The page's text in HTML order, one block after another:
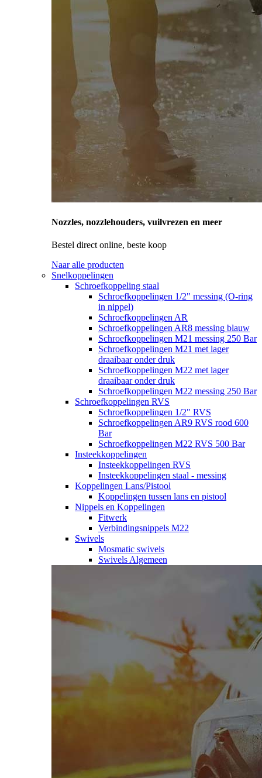
Nozzles, nozzlehouders, vuilvrezen en meer
Bestel direct online, beste koop
Naar alle producten
Snelkoppelingen
Schroefkoppeling staal
Schroefkoppelingen 1/2" messing (O-ring
in nippel)
Schroefkoppelingen AR
Schroefkoppelingen AR8 messing blauw
Schroefkoppelingen M21 messing 250 Bar
Schroefkoppelingen M21 met lager
draaibaar onder druk
Schroefkoppelingen M22 met lager
draaibaar onder druk
Schroefkoppelingen M22 messing 250 Bar
Schroefkoppelingen RVS
Schroefkoppelingen 1/2" RVS
Schroefkoppelingen AR9 RVS rood 600
Bar
Schroefkoppelingen M22 RVS 500 Bar
Insteekkoppelingen
Insteekkoppelingen RVS
Insteekkoppelingen staal - messing
Koppelingen Lans/Pistool
Koppelingen tussen lans en pistool
Nippels en Koppelingen
Fitwerk
Verbindingsnippels M22
Swivels
Mosmatic swivels
Swivels Algemeen